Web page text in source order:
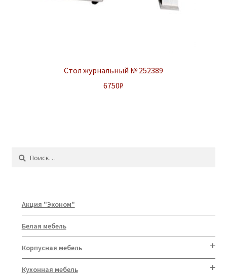
Стол журнальный № 252389
6750₽
Найти:
Акция "Эконом"
Белая мебель
Корпусная мебель
Кухонная мебель